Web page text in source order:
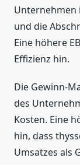
Unternehmen
und die
Eine höhere
Effizienz hin.
Die Gewinn-
des
Kosten. Eine
hin, dass
Umsatzes als